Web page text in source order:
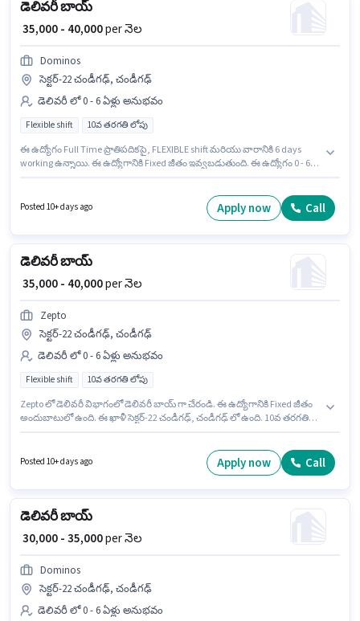
డెలివరీ బాయ్
₹ 35,000 - 40,000per నెల
Dominos
సెక్టర్-22 చండీగఢ్, చండీగఢ్
డెలివరీ లో 0 - 6 ఏళ్లు అనుభవం
Flexible shift 10వ తరగతి లోపు
ఈ ఉద్యోగం Full Time ప్రాతిపదికపై, FLEXIBLE shift మరియు వారానికి 6 days
working ఉన్నాయి. ఈ ఉద్యోగానికి Fixed జీతం ఇవ్వబడుతుంది. ఈ ఉద్యోగం 0 - 6
ఉద్యోగానికి అప్లై చేసుకోవచ్చు. ఈ ఖాళీ సెక్టర్-22 చండీగఢ్, చండీగఢ్ లో ఉంది.
Dominos డెలివరీ విభాగంలో డెలివరీ బాయ్ ఉద్యోగానికి క్రియాశీలకంగా నియామకం
Posted 10+ days ago Apply now Call
డెలివరీ బాయ్
₹ 35,000 - 40,000per నెల
Zepto
సెక్టర్-22 చండీగఢ్, చండీగఢ్
డెలివరీ లో 0 - 6 ఏళ్లు అనుభవం
Flexible shift 10వ తరగతి లోపు
Zepto లో డెలివరీ విభాగంలో డెలివరీ బాయ్ గా చేరండి. ఈ ఉద్యోగానికి Fixed జీతం
అందుబాటులో ఉంది. ఈ ఖాళీ సెక్టర్-22 చండీగఢ్, చండీగఢ్ లో ఉంది. 10వ తరగతి
ఈ ఉద్యోగం 0 - 6 ఏళ్లు సంవత్సరాల అనుభవం ఉన్న వారికి కోసం, నెల జీతం ₹40000
Posted 10+ days ago Apply now Call
డెలివరీ బాయ్
₹ 30,000 - 35,000per నెల
Dominos
సెక్టర్-22 చండీగఢ్, చండీగఢ్
డెలివరీ లో 0 - 6 ఏళ్లు అనుభవం